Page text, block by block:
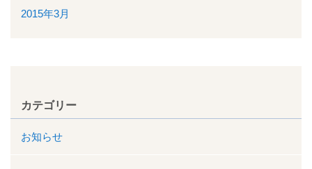
2015年3月
カテゴリー
お知らせ